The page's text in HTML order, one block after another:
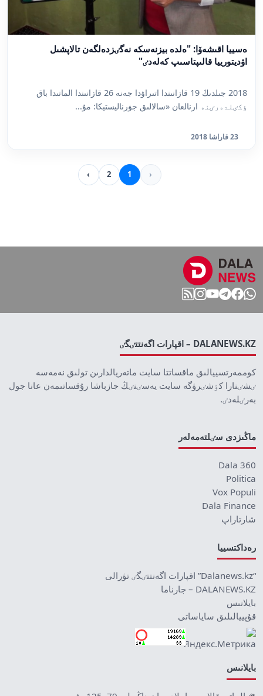
ەسييا اقىشەۆا: "ەلدە بيزنەسكە نەگٸزدەلگەن تالاپشىل
اۋديتورييا قالىپتاسىپ كەلەدٸ"
2018 جىلدىڭ 19 قازانىندا اتىراۋدا جەنە 26 قازانىندا الماتىدا باق
ٶكٸلدەرٸنە ارنالعان «سالالىق جۋرناليستيكا: مۇ...
23 قاراشا 2018
‹
1
2
›
DALANEWS.KZ – اقپارات اگەنتتٸگٸ
كوممەرتسييالىق ماقساتتا سايت ماتەريالدارىن تولىق نەمەسە
ٸشٸنارا كٶشٸرۋگە سايت يەسٸنٸڭ جازباشا رۇقساتىمەن عانا جول
بەرٸلەدٸ.
ماڭىزدى سٸلتەمەلەر
Dala 360
Politica
Vox Populi
Dala Finance
شارتاراپ
رەداكتسييا
“Dalanews.kz” اقپارات اگەنتتٸگٸ تۋرالى
DALANEWS.KZ – جارناما
بايلانىس
قۇپييالىلىق ساياساتى
بايلانىس